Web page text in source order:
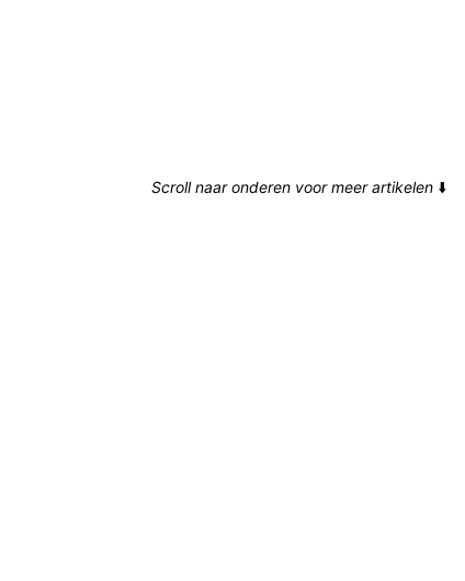
Scroll naar onderen voor meer artikelen ⬇️